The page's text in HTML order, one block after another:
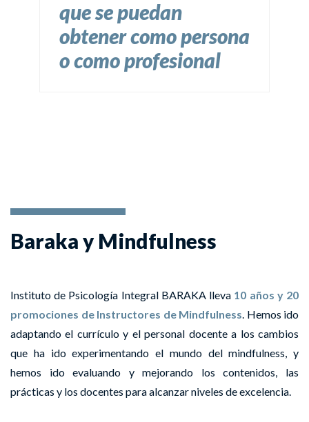
que se puedan
obtener como persona
o como profesional
Baraka y Mindfulness
Instituto de Psicología Integral BARAKA lleva 10 años y 20
promociones de Instructores de Mindfulness . Hemos ido
adaptando el currículo y el personal docente a los cambios
que ha ido experimentando el mundo del mindfulness, y
hemos ido evaluando y mejorando los contenidos, las
prácticas y los docentes para alcanzar niveles de excelencia.